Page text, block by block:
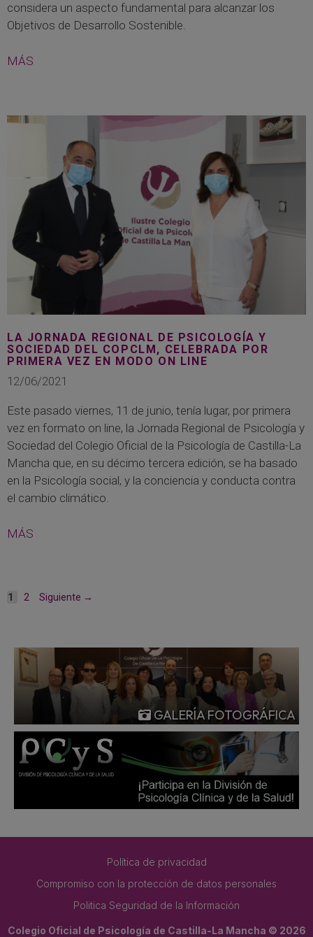
considera un aspecto fundamental para alcanzar los
Objetivos de Desarrollo Sostenible.
MÁS
LA JORNADA REGIONAL DE PSICOLOGÍA Y
SOCIEDAD DEL COPCLM, CELEBRADA POR
PRIMERA VEZ EN MODO ON LINE
12/06/2021
Este pasado viernes, 11 de junio, tenía lugar, por primera
vez en formato on line, la Jornada Regional de Psicología y
Sociedad del Colegio Oficial de la Psicología de Castilla-La
Mancha que, en su décimo tercera edición, se ha basado
en la Psicología social, y la conciencia y conducta contra
el cambio climático.
MÁS
Página
1 Página
2 Siguiente →
GALERÍA FOTOGRÁFICA
Política de privacidad
Compromiso con la protección de datos personales
Politica Seguridad de la Información
Colegio Oficial de Psicología de Castilla-La Mancha © 2026